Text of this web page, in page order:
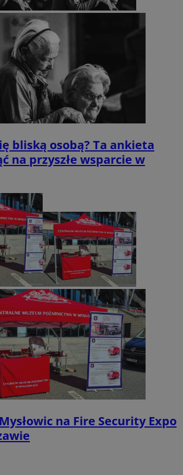
bliską osobą? Ta ankieta
na przyszłe wsparcie w
na Fire Security Expo